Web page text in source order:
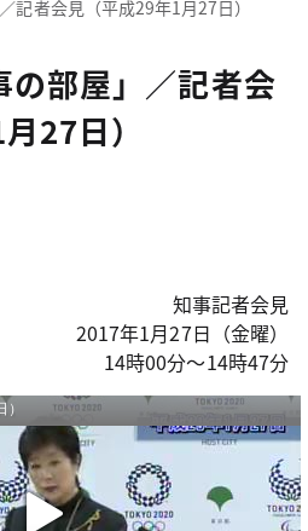
記者会見（平成29年1月27日）
の部屋」／記者会
27日）
知事記者会見
2017年1月27日（金曜）
14時00分～14時47分